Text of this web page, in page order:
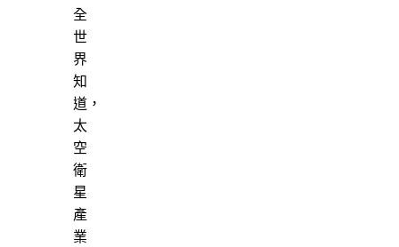
全
世
界
知
道，
太
空
衛
星
產
業